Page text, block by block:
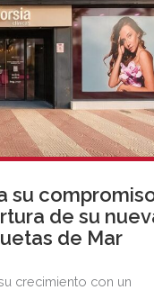
su
de su
de Mar
crecimiento con un